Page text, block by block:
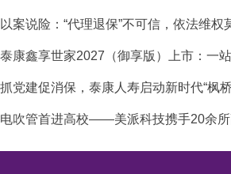
以案说险：“代理退保”不可信，依法维权
泰康鑫享世家2027（御享版）上市：一
抓党建促消保，泰康人寿启动新时代“枫
电吹管首进高校——美派科技携手20余